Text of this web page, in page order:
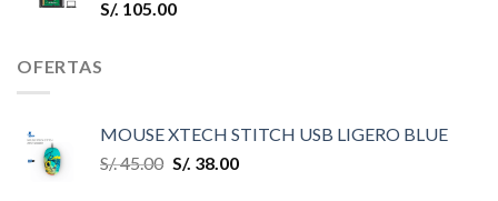
S/. 105.00
OFERTAS
MOUSE XTECH STITCH USB LIGERO BLUE
S/.45.00 S/. 38.00